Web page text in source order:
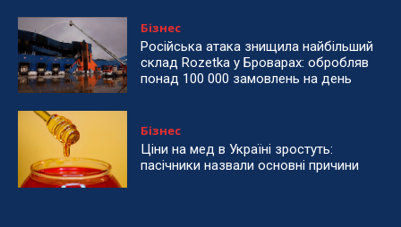
Бізнес
Російська атака знищила найбільший
склад Rozetka у Броварах: обробляв
понад 100 000 замовлень на день
Бізнес
Ціни на мед в Україні зростуть:
пасічники назвали основні причини